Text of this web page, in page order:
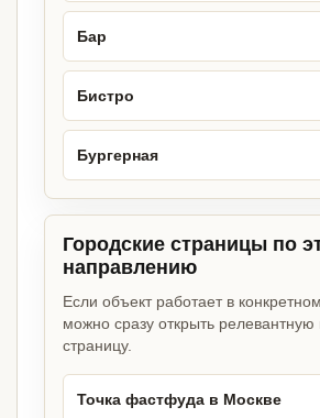
Бар
Бистро
Бургерная
Городские страницы по
направлению
Если объект работает в
можно сразу открыть релевантную
страницу.
Точка фастфуда в Москве